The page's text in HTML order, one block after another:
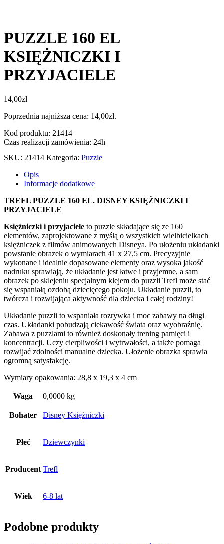
PUZZLE 160 EL
KSIĘŻNICZKI I
PRZYJACIELE
14,00zł
Poprzednia najniższa cena: 14,00zł.
Kod produktu: 21414
Czas realizacji zamówienia: 24h
SKU: 21414 Kategoria: Puzzle
Opis
Informacje dodatkowe
TREFL PUZZLE 160 EL. DISNEY KSIĘŻNICZKI I
PRZYJACIELE
Księżniczki i przyjaciele to puzzle składające się ze 160
elementów, zaprojektowane z myślą o wszystkich wielbicielkach
księżniczek z filmów animowanych Disneya. Po ułożeniu układanki
powstanie obrazek o wymiarach 41 x 27,5 cm. Precyzyjnie
wykonane i idealnie dopasowane elementy oraz wysoka jakość
nadruku sprawiają, że układanie jest łatwe i przyjemne, a sam
obrazek po sklejeniu specjalnym klejem do puzzli Trefl może stać
się wspaniałą ozdobą dziecięcego pokoju. Układanie puzzli, to
twórcza i rozwijająca aktywność dla dziecka i całej rodziny!
Układanie puzzli to wspaniała rozrywka i moc zabawy na długi
czas. Układanki pobudzają ciekawość świata oraz wyobraźnię.
Zabawa z puzzlami to również doskonały trening pamięci i
koncentracji. Uczy cierpliwości i wytrwałości, a także pomaga
rozwijać zdolności manualne dziecka. Ułożenie obrazka sprawia
ogromną satysfakcję.
Wymiary opakowania: 28,8 x 19,3 x 4 cm
Waga 0,0000 kg
Bohater Disney Księżniczki
Płeć Dziewczynki
Producent Trefl
Wiek 6-8 lat
Podobne produkty